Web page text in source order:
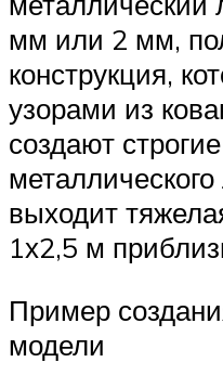
мм или 2 мм,
конструкция,
узорами из
создают
выходит
1х2,5 м
Пример
модели